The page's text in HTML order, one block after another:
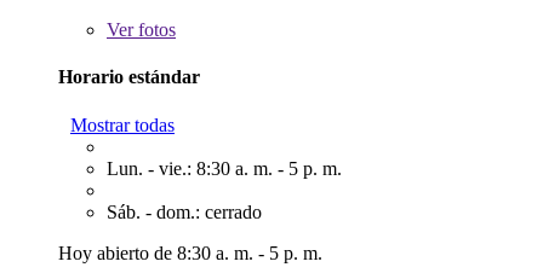
Verfotos
Horario estándar
Mostrar todas
Lun. - vie.: 8:30 a. m. - 5 p. m.
Sáb. - dom.: cerrado
Hoy abierto de 8:30 a. m. - 5 p. m.